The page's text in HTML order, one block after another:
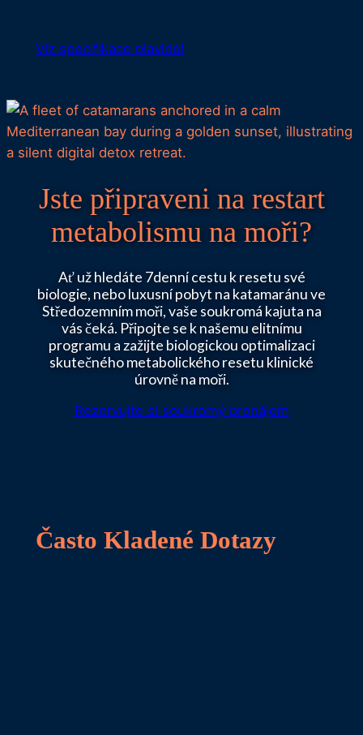
Viz specifikace plavidel
Jste připraveni na restart
metabolismu na moři?
Ať už hledáte 7denní cestu k resetu své
biologie, nebo luxusní pobyt na katamaránu ve
Středozemním moři, vaše soukromá kajuta na
vás čeká. Připojte se k našemu elitnímu
programu a zažijte biologickou optimalizaci
skutečného metabolického resetu klinické
úrovně na moři.
Rezervujte si soukromý pronájem
Často Kladené Dotazy